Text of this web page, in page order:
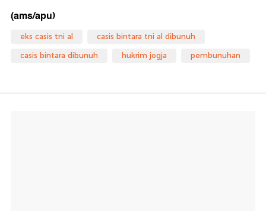
(ams/apu)
eks casis tni al casis bintara tni al dibunuh
casis bintara dibunuh hukrim jogja pembunuhan